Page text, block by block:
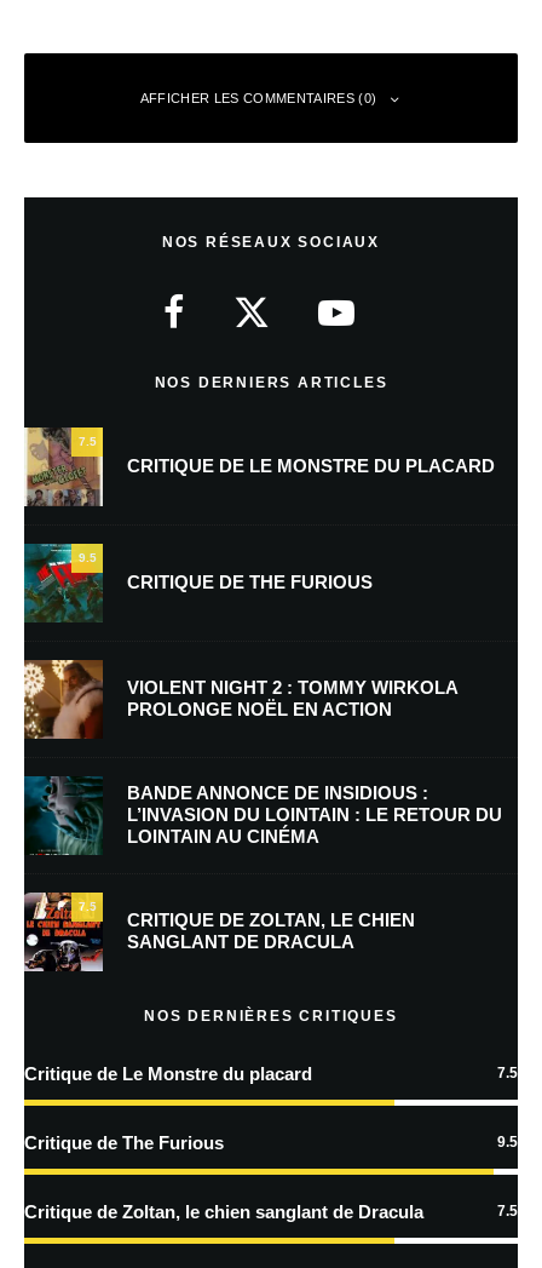
AFFICHER LES COMMENTAIRES (0)
Nom*
E-mail *
Enregistrer mon nom, mon e-mail et mon site dans le navigateur pour
mon prochain commentaire.
Prévenez-moi de tous les nouveaux commentaires par e-mail.
Prévenez-moi de tous les nouveaux articles par e-mail.
En savoir
traitées
NOS RÉSEAUX SOCIAUX
NOS DERNIERS ARTICLES
7.5
CRITIQUE DE LE MONSTRE DU PLACARD
9.5
CRITIQUE DE THE FURIOUS
VIOLENT NIGHT 2 : TOMMY WIRKOLA
PROLONGE NOËL EN ACTION
BANDE ANNONCE DE INSIDIOUS :
L’INVASION DU LOINTAIN : LE RETOUR DU
LOINTAIN AU CINÉMA
7.5
CRITIQUE DE ZOLTAN, LE CHIEN
SANGLANT DE DRACULA
NOS DERNIÈRES CRITIQUES
Critique de Le Monstre du placard 7.5
Critique de The Furious 9.5
Critique de Zoltan, le chien sanglant de Dracula 7.5